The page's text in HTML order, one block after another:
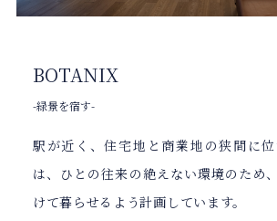
BOTANIX
-緑景を宿す-
駅が近く、住宅地と商業地の狭間に
は、ひとの往来の絶えない環境のため
けて暮らせるよう計画しています。